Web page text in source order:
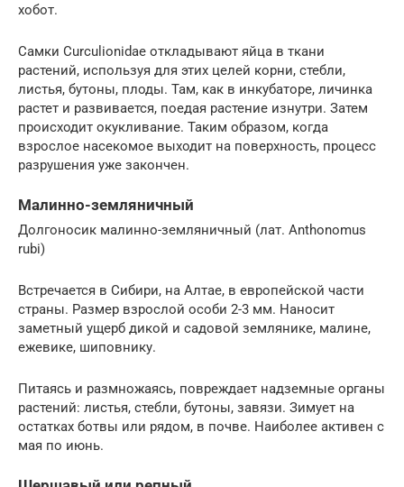
хобот.
Самки Curculionidae откладывают яйца в ткани
растений, используя для этих целей корни, стебли,
листья, бутоны, плоды. Там, как в инкубаторе, личинка
растет и развивается, поедая растение изнутри. Затем
происходит окукливание. Таким образом, когда
взрослое насекомое выходит на поверхность, процесс
разрушения уже закончен.
Малинно-земляничный
Долгоносик малинно-земляничный (лат. Anthonomus
rubi)
Встречается в Сибири, на Алтае, в европейской части
страны. Размер взрослой особи 2-3 мм. Наносит
заметный ущерб дикой и садовой землянике, малине,
ежевике, шиповнику.
Питаясь и размножаясь, повреждает надземные органы
растений: листья, стебли, бутоны, завязи. Зимует на
остатках ботвы или рядом, в почве. Наиболее активен с
мая по июнь.